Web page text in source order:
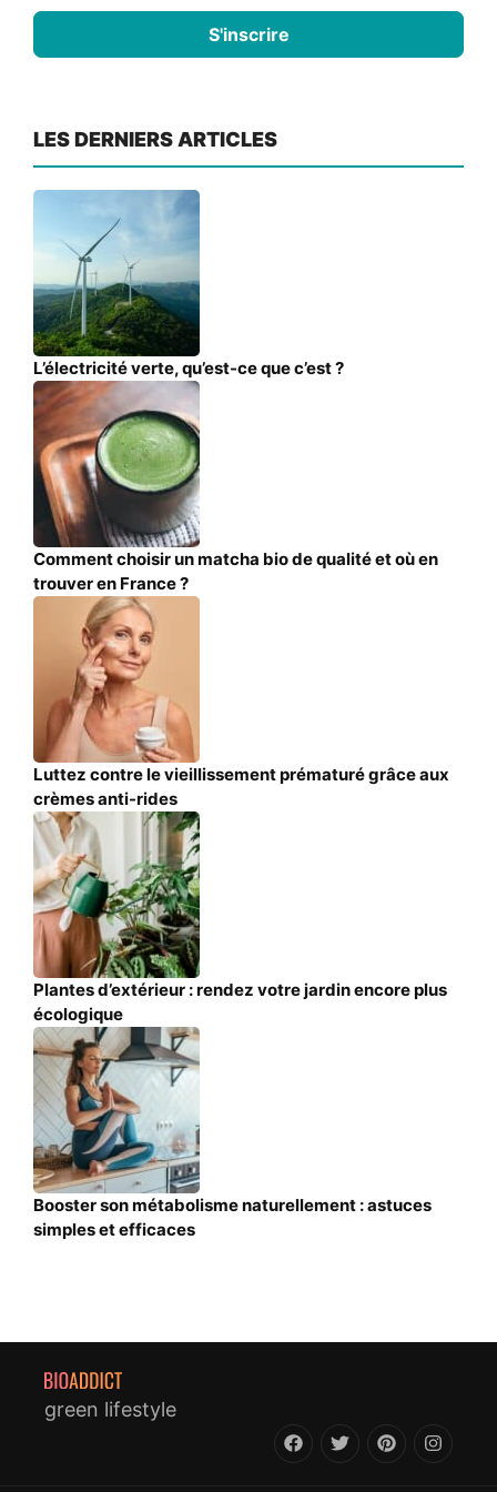
S'inscrire
LES DERNIERS ARTICLES
L’électricité verte, qu’est-ce que c’est ?
Comment choisir un matcha bio de qualité et où en
trouver en France ?
Luttez contre le vieillissement prématuré grâce aux
crèmes anti-rides
Plantes d’extérieur : rendez votre jardin encore plus
écologique
Booster son métabolisme naturellement : astuces
simples et efficaces
green lifestyle